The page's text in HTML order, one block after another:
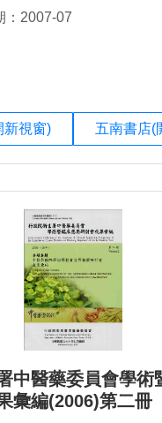
：2007-07
新視窗) 五南書店(
中醫藥委員會學術
彙編(2006)第二冊